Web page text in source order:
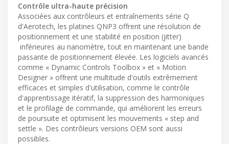
Contrôle ultra-haute précision
Associées aux contrôleurs et entraînements série Q
d'Aerotech, les platines QNP3 offrent une résolution de
positionnement et une stabilité en position (jitter)
inférieures au nanomètre, tout en maintenant une bande
passante de positionnement élevée. Les logiciels avancés
comme « Dynamic Controls Toolbox » et « Motion
Designer » offrent une multitude d'outils extrêmement
efficaces et simples d'utilisation, comme le contrôle
d'apprentissage itératif, la suppression des harmoniques
et le profilage de commande, qui améliorent les erreurs
de poursuite et optimisent les mouvements « step and
settle ». Des contrôleurs versions OEM sont aussi
possibles.